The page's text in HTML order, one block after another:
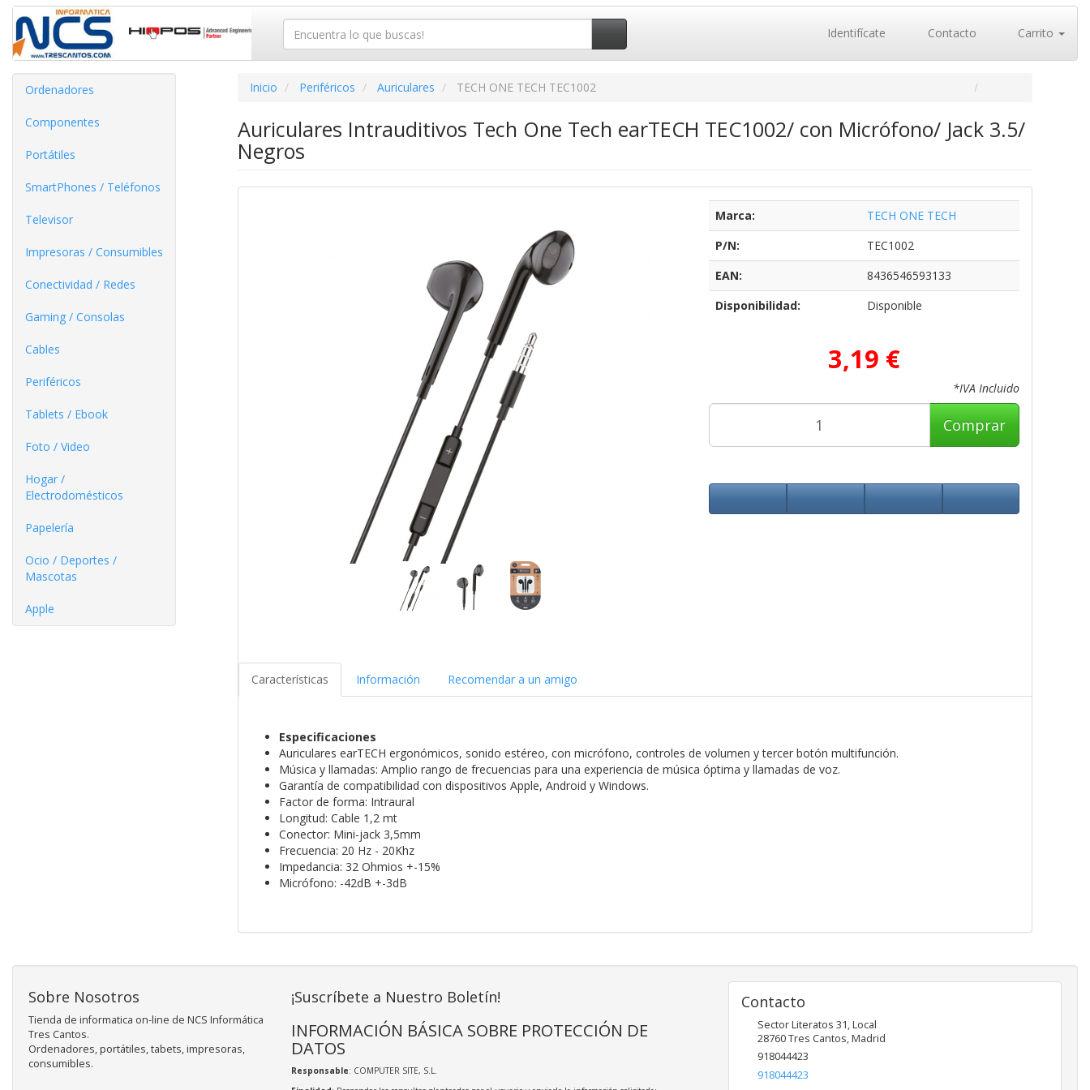
Identifícate Contacto Carrito
Ordenadores
Componentes
Portátiles
SmartPhones / Teléfonos
Televisor
Impresoras / Consumibles
Conectividad / Redes
Gaming / Consolas
Cables
Periféricos
Tablets / Ebook
Foto / Video
Hogar /
Electrodomésticos
Papelería
Ocio / Deportes /
Mascotas
Apple
Inicio Periféricos Auriculares TECH ONE TECH TEC1002
Auriculares Intrauditivos Tech One Tech earTECH TEC1002/ con Micrófono/ Jack 3.5/
Negros
Marca:
TECH ONE TECH
P/N:
TEC1002
EAN:
8436546593133
Disponibilidad:
Disponible
3,19 €
*IVA Incluido
Comprar
Características Información Recomendar a un amigo
Especificaciones
Auriculares earTECH ergonómicos, sonido estéreo, con micrófono, controles de volumen y tercer botón multifunción.
Música y llamadas: Amplio rango de frecuencias para una experiencia de música óptima y llamadas de voz.
Garantía de compatibilidad con dispositivos Apple, Android y Windows.
Factor de forma: Intraural
Longitud: Cable 1,2 mt
Conector: Mini-jack 3,5mm
Frecuencia: 20 Hz - 20Khz
Impedancia: 32 Ohmios +-15%
Micrófono: -42dB +-3dB
Sobre Nosotros
Tienda de informatica on-line de NCS Informática
Tres Cantos.
Ordenadores, portátiles, tabets, impresoras,
consumibles.
¡Suscríbete a Nuestro Boletín!
INFORMACIÓN BÁSICA SOBRE PROTECCIÓN DE
DATOS
Responsable: COMPUTER SITE, S.L.
Contacto
Sector Literatos 31, Local
28760Tres Cantos,Madrid
918044423
918044423